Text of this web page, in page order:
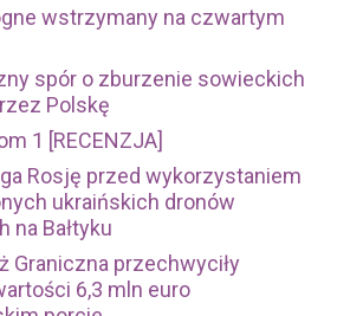
wstrzymany na czwartym
spór o zburzenie sowieckich
Polskę
1 [RECENZJA]
Rosję przed wykorzystaniem
ukraińskich dronów
na Bałtyku
Graniczna przechwyciły
6,3 mln euro